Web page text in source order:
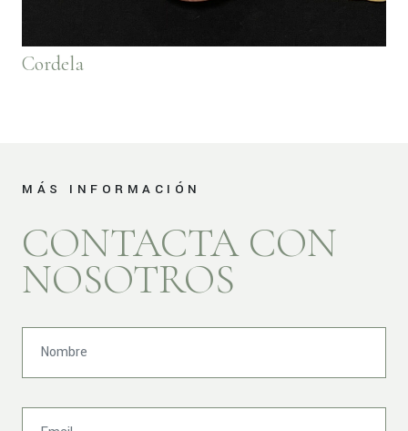
Cordela
MÁS INFORMACIÓN
CONTACTA CON
NOSOTROS